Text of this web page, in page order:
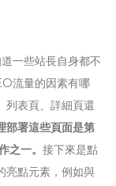
一些站長自身都不
流量的因素有哪
列表頁、詳細頁還
部署這些頁面是第
之一。 接下來是點
亮點元素，例如與